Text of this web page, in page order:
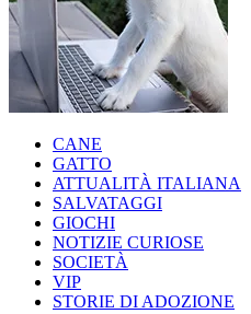
CANE
GATTO
ATTUALITÀ ITALIANA
SALVATAGGI
GIOCHI
NOTIZIE CURIOSE
SOCIETÀ
VIP
STORIE DI ADOZIONE